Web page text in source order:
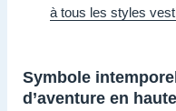
à tous les styles
Symbole
d’aventure en